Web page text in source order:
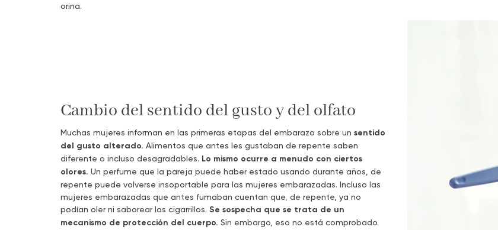
orina.
Cambio del sentido del gusto y del olfato
Muchas mujeres informan en las primeras etapas del embarazo sobre un sentido
del gusto alterado. Alimentos que antes les gustaban de repente saben
diferente o incluso desagradables. Lo mismo ocurre a menudo con ciertos
olores. Un perfume que la pareja puede haber estado usando durante años, de
repente puede volverse insoportable para las mujeres embarazadas. Incluso las
mujeres embarazadas que antes fumaban cuentan que, de repente, ya no
podían oler ni saborear los cigarrillos. Se sospecha que se trata de un
mecanismo de protección del cuerpo. Sin embargo, eso no está comprobado.